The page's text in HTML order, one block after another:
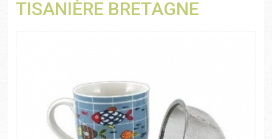
TISANIÈRE BRETAGNE